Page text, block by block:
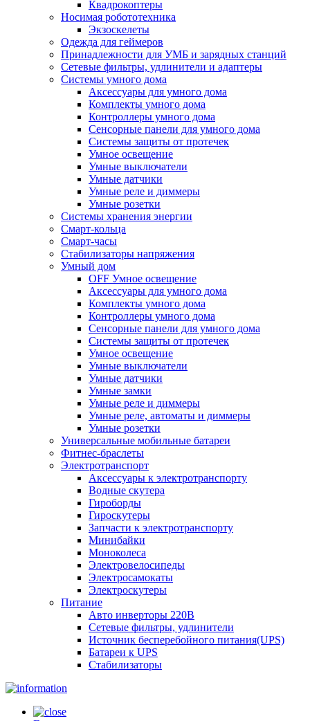
Квадрокоптеры
Носимая робототехника
Экзоскелеты
Одежда для геймеров
Принадлежности для УМБ и зарядных станций
Сетевые фильтры, удлинители и адаптеры
Системы умного дома
Аксессуары для умного дома
Комплекты умного дома
Контроллеры умного дома
Сенсорные панели для умного дома
Системы защиты от протечек
Умное освещение
Умные выключатели
Умные датчики
Умные реле и диммеры
Умные розетки
Системы хранения энергии
Смарт-кольца
Смарт-часы
Стабилизаторы напряжения
Умный дом
OFF Умное освещение
Аксессуары для умного дома
Комплекты умного дома
Контроллеры умного дома
Сенсорные панели для умного дома
Системы защиты от протечек
Умное освещение
Умные выключатели
Умные датчики
Умные замки
Умные реле и диммеры
Умные реле, автоматы и диммеры
Умные розетки
Универсальные мобильные батареи
Фитнес-браслеты
Электротранспорт
Аксессуары к электротранспорту
Водные скутера
Гироборды
Гироскутеры
Запчасти к электротранспорту
Минибайки
Моноколеса
Электровелосипеды
Электросамокаты
Электроскутеры
Питание
Авто инверторы 220В
Сетевые фильтры, удлинители
Источник бесперебойного питания(UPS)
Батареи к UPS
Стабилизаторы